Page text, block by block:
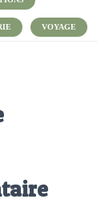
VOYAGE